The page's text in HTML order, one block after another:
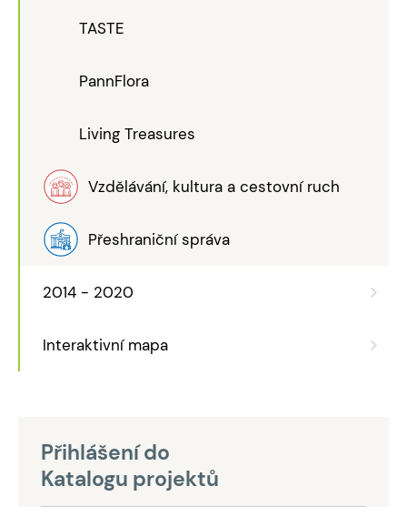
TASTE
PannFlora
Living Treasures
Vzdělávání, kultura a cestovní ruch
Přeshraniční správa
2014 - 2020
Interaktivní mapa
Přihlášení do
Katalogu projektů